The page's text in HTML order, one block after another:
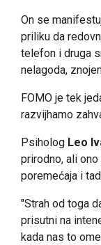
On se
priliku da
telefon i druga
nelagoda,
FOMO je tek
razvijhamo
Psiholog Leo
prirodno, ali
poremećaja i
"Strah od toga
prisutni na
kada nas to